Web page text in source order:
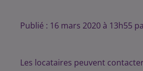
Publié : 16 mars 2020 à 13h55
Les locataires peuvent contacter